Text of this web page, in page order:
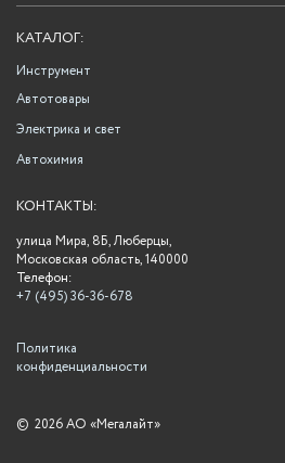
КАТАЛОГ:
Инструмент
Автотовары
Электрика и свет
Автохимия
КОНТАКТЫ:
улица Мира, 8Б, Люберцы,
Московская область, 140000
Телефон:
+7 (495) 36-36-678
Политика
конфиденциальности
© 2026 АО «Мегалайт»